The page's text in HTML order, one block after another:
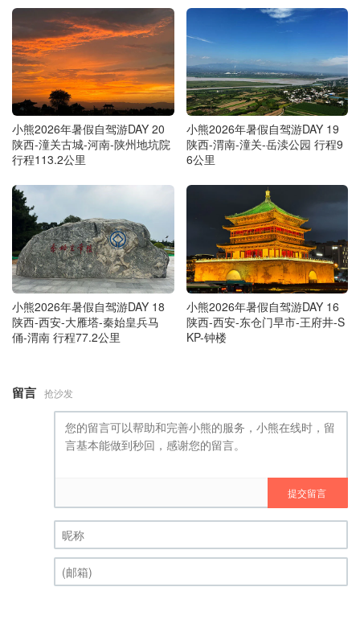
小熊2026年暑假自驾游DAY 20
陕西-潼关古城-河南-陕州地坑院
行程113.2公里
小熊2026年暑假自驾游DAY 19
陕西-渭南-潼关-岳渎公园 行程9
6公里
小熊2026年暑假自驾游DAY 18
陕西-西安-大雁塔-秦始皇兵马
俑-渭南 行程77.2公里
小熊2026年暑假自驾游DAY 16
陕西-西安-东仓门早市-王府井-S
KP-钟楼
留言 抢沙发
提交留言
昵称 (必填)